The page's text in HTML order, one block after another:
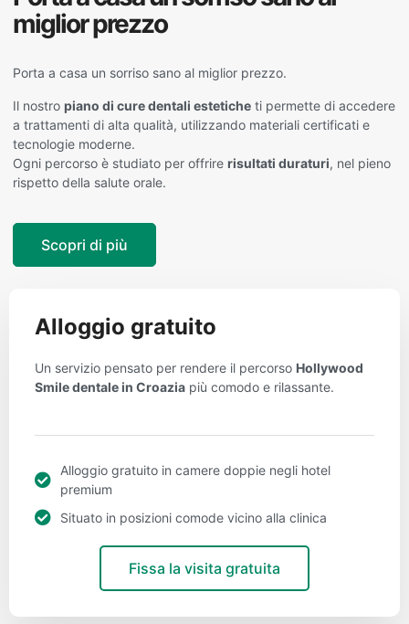
miglior prezzo
Porta a casa un sorriso sano al miglior prezzo.
Il nostro piano di cure dentali estetiche ti permette di accedere
a trattamenti di alta qualità, utilizzando materiali certificati e
tecnologie moderne.
Ogni percorso è studiato per offrire risultati duraturi, nel pieno
rispetto della salute orale.
Scopri di più
Alloggio gratuito
Un servizio pensato per rendere il percorso Hollywood
Smile dentale in Croazia più comodo e rilassante.
Alloggio gratuito in camere doppie negli hotel
premium
Situato in posizioni comode vicino alla clinica
Fissa la visita gratuita